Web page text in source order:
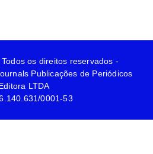
os direitos reservados -
Publicações de Periódicos
LTDA
0001-53